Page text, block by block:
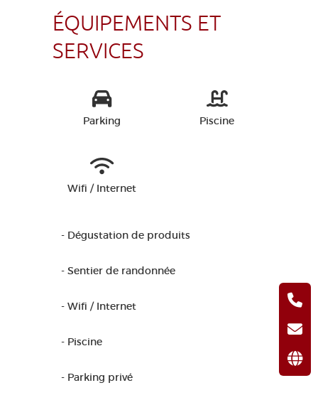
ÉQUIPEMENTS ET
SERVICES
Parking Piscine
Wifi / Internet
- Dégustation de produits
- Sentier de randonnée
- Wifi / Internet
- Piscine
- Parking privé